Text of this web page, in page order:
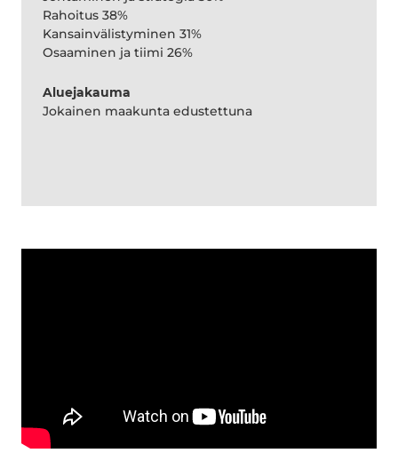
Rahoitus 38%
Kansainvälistyminen 31%
Osaaminen ja tiimi 26%
Aluejakauma
Jokainen maakunta edustettuna